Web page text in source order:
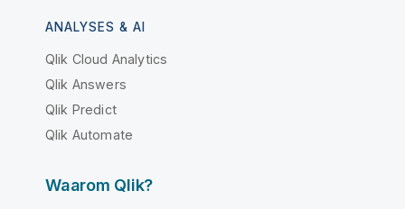
ANALYSES & AI
Qlik Cloud Analytics
Qlik Answers
Qlik Predict
Qlik Automate
Waarom Qlik?